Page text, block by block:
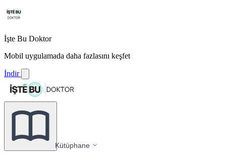
İşte Bu Doktor
Mobil uygulamada daha fazlasını keşfet
İndir
Kütüphane